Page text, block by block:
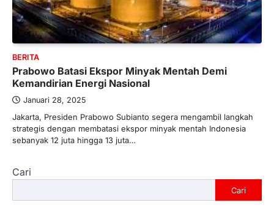
BERITA
Prabowo Batasi Ekspor Minyak Mentah Demi
Kemandirian Energi Nasional
Januari 28, 2025
Jakarta, Presiden Prabowo Subianto segera mengambil langkah
strategis dengan membatasi ekspor minyak mentah Indonesia
sebanyak 12 juta hingga 13 juta…
Cari
Cari